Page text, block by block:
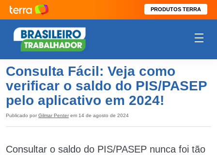
PRODUTOS TERRA
Consulta Fácil: Veja como
verificar o saldo do PIS/PASEP
pelo aplicativo em 2024!
Publicado por Gilmar Penter em 14 de agosto de 2024
Consultar o saldo do PIS/PASEP nunca foi tão